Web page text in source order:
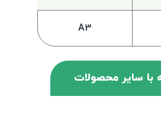
A3
با سایر محصولات